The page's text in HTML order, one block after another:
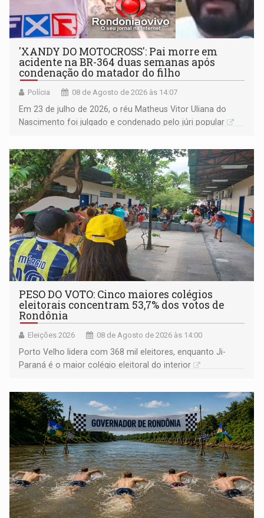
'XANDY DO MOTOCROSS': Pai morre em
acidente na BR-364 duas semanas após
condenação do matador do filho
Polícia 08 de Agosto de 2026 às 14:07
Em 23 de julho de 2026, o réu Matheus Vitor Uliana do
Nascimento foi julgado e condenado pelo júri popular
PESO DO VOTO: Cinco maiores colégios
eleitorais concentram 53,7% dos votos de
Rondônia
Eleições 2026 08 de Agosto de 2026 às 14:00
Porto Velho lidera com 368 mil eleitores, enquanto Ji-
Paraná é o maior colégio eleitoral do interior